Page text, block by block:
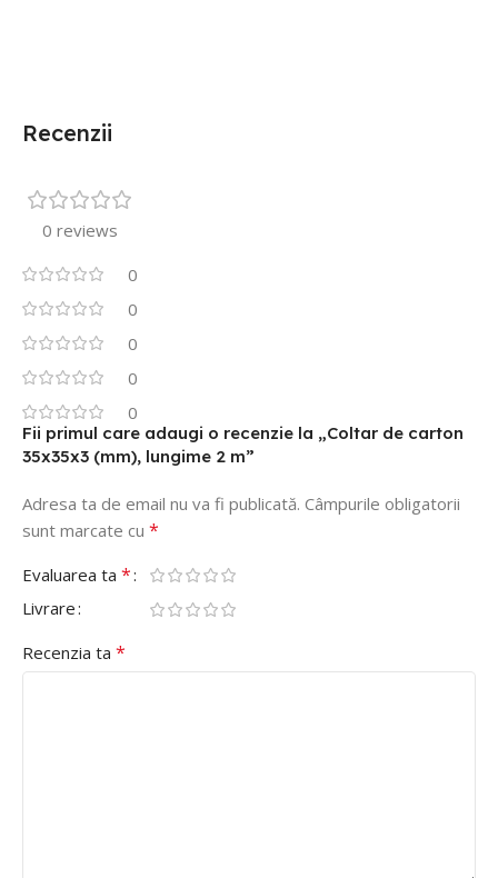
Recenzii
0 reviews
0
0
0
0
0
Fii primul care adaugi o recenzie la „Coltar de carton
35x35x3 (mm), lungime 2 m”
Adresa ta de email nu va fi publicată. Câmpurile obligatorii
sunt marcate cu *
Evaluarea ta *
Livrare
Recenzia ta *